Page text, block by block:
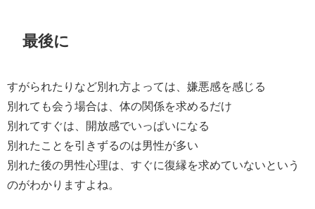
最後に
すがられたりなど別れ方よっては、嫌悪感を感じる
別れても会う場合は、体の関係を求めるだけ
別れてすぐは、開放感でいっぱいになる
別れたことを引きずるのは男性が多い
別れた後の男性心理は、すぐに復縁を求めていないという
のがわかりますよね。